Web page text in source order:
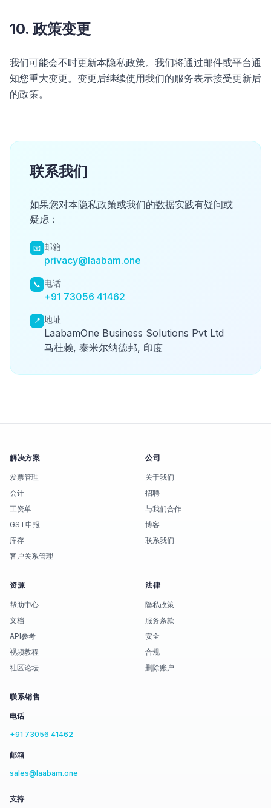
10. 政策变更
我们可能会不时更新本隐私政策。我们将通过邮件或平台通
知您重大变更。变更后继续使用我们的服务表示接受更新后
的政策。
联系我们
如果您对本隐私政策或我们的数据实践有疑问或
疑虑：
📧 邮箱
privacy@laabam.one
📞 电话
+91 73056 41462
📍 地址
LaabamOne Business Solutions Pvt Ltd
马杜赖, 泰米尔纳德邦, 印度
解决方案
发票管理
会计
工资单
GST申报
库存
客户关系管理
公司
关于我们
招聘
与我们合作
博客
联系我们
资源
帮助中心
文档
API参考
视频教程
社区论坛
法律
隐私政策
服务条款
安全
合规
删除账户
联系销售
电话
+91 73056 41462
邮箱
sales@laabam.one
支持